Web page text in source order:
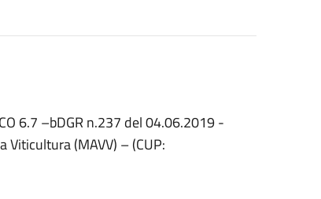
6.7 –bDGR n.237 del 04.06.2019 -
(MAVV) – (CUP: